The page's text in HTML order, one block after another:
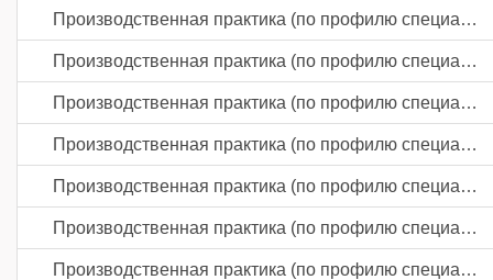
Производственная практика (по профилю специальности)
Производственная практика (по профилю специальности)
Производственная практика (по профилю специальности)
Производственная практика (по профилю специальности)
Производственная практика (по профилю специальности)
Производственная практика (по профилю специальности)
Производственная практика (по профилю специальности)